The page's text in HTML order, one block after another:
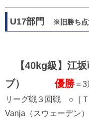
U17部門 ※旧勝ち点
【40kg級】江坂
ブ） 優勝＝3
リーグ戦３回戦 ○［
Vanja（スウェーデン）